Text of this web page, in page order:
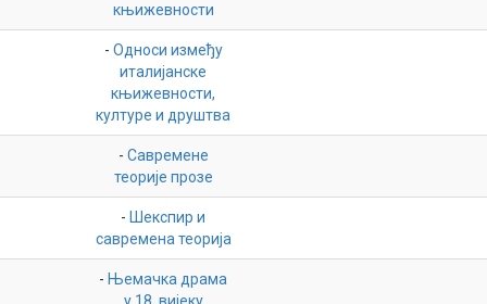
књижевности
- Односи између
италијанске
књижевности,
културе и друштва
- Савремене
теорије прозе
- Шекспир и
савремена теорија
- Њемачка драма